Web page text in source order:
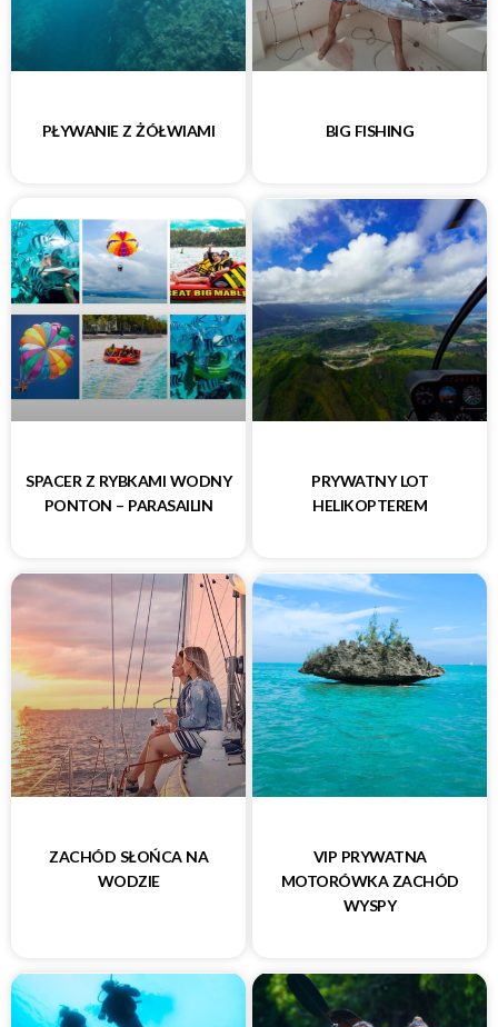
PŁYWANIE Z ŻÓŁWIAMI BIG FISHING
SPACER Z RYBKAMI WODNY
PONTON – PARASAILIN
PRYWATNY LOT
HELIKOPTEREM
ZACHÓD SŁOŃCA NA
WODZIE
VIP PRYWATNA
MOTORÓWKA ZACHÓD
WYSPY